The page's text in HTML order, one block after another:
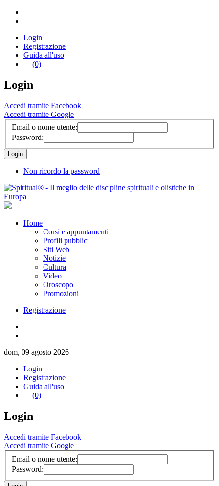
Login
Registrazione
Guida all'uso
(0)
Login
Accedi tramite Facebook
Accedi tramite Google
Email o nome utente:
Password:
Non ricordo la password
Home
Corsi e appuntamenti
Profili pubblici
Siti Web
Notizie
Cultura
Video
Oroscopo
Promozioni
Registrazione
dom, 09 agosto 2026
Login
Registrazione
Guida all'uso
(0)
Login
Accedi tramite Facebook
Accedi tramite Google
Email o nome utente:
Password: